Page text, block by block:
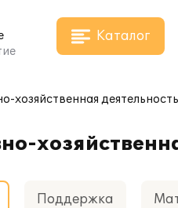
Каталог
хозяйственная
Поддержка